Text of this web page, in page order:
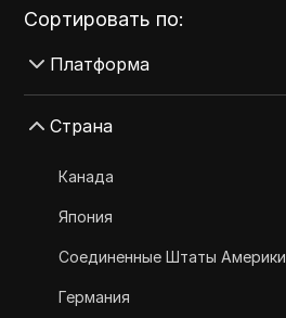
Сортировать по:
Платформа
Страна
Канада
Япония
Соединенные Штаты Америки
Германия